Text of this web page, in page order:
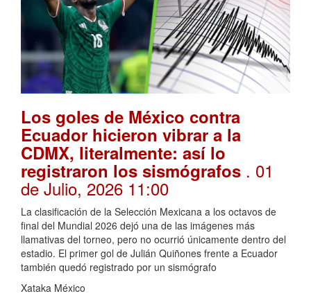
Los goles de México contra
Ecuador hicieron vibrar a la
CDMX, literalmente: así lo
registraron los sismógrafos . 01
de Julio, 2026 11:00
La clasificación de la Selección Mexicana a los octavos de
final del Mundial 2026 dejó una de las imágenes más
llamativas del torneo, pero no ocurrió únicamente dentro del
estadio. El primer gol de Julián Quiñones frente a Ecuador
también quedó registrado por un sismógrafo
Xataka México